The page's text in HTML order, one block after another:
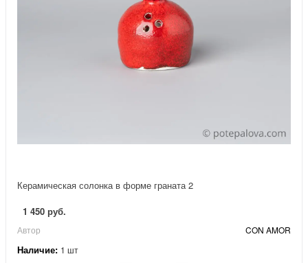
Керамическая солонка в форме граната 2
1 450 руб.
Автор CON AMOR
Наличие: 1 шт